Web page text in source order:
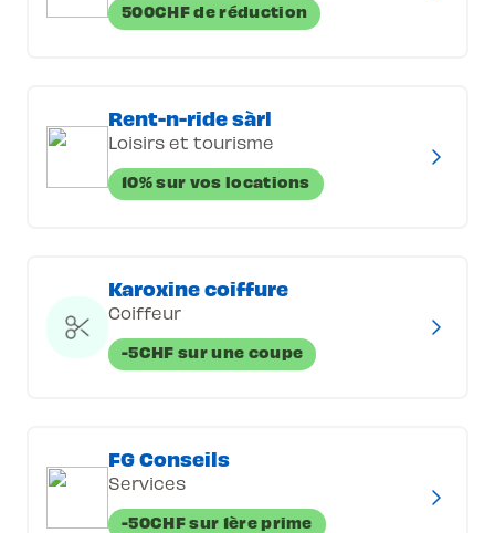
500CHF de réduction
Rent-n-ride sàrl
Loisirs et tourisme
10% sur vos locations
Karoxine coiffure
Coiffeur
-5CHF sur une coupe
FG Conseils
Services
-50CHF sur 1ère prime